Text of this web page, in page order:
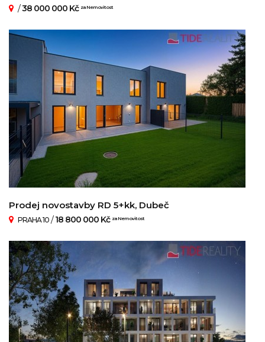
/38 000 000 Kč za Nemovitost
Prodej novostavby RD 5+kk, Dubeč
PRAHA 10 /18 800 000 Kč za Nemovitost